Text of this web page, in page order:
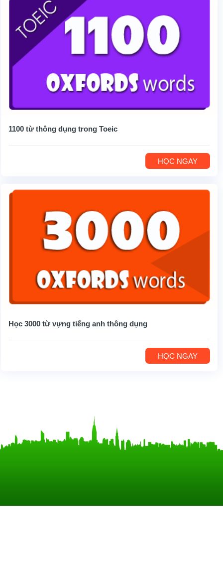
1100 từ thông dụng trong Toeic
HỌC NGAY
Học 3000 từ vựng tiếng anh thông dụng
HỌC NGAY